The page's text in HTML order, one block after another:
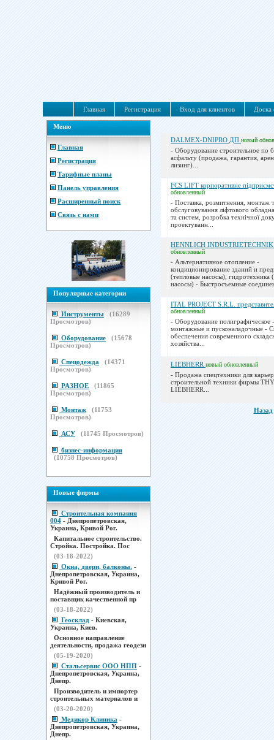
Главная Регистрация Вход для клиентов Доска
Меню
Главная
Регистрация
Тарифные планы
Панель управления
Расширенный поиск
Связь с нами
Популярные категории
Инструменты (16289
Просмотров)
Оборудование (15678
Просмотров)
Спецодежда (14371
Просмотров)
РАЗНОЕ (11865
Просмотров)
Монтаж (11753
Просмотров)
АСУ (11745 Просмотров)
бизнес-информация
(10758 Просмотров)
Новые фирмы
Строительная компания
004 - Днепропетровская,
Украина, Кривой Рог.
Капитальное строительство.
Стройка. Постройка. Пос
(03-18-2022)
Окна, двери, балконы. -
Днепропетровская, Украина,
Кривой Рог.
Надёжный производитель и
поставщик качественной пр
(03-18-2022)
Геосклад - Киевская,
Украина, Киев.
Основное направление
деятельности, продажа геодези
(05-19-2020)
Стальсервис ООО НПП -
Днепропетровская, Украина,
Днепр.
Производитель и импортер
строительных материалов и
(03-20-2020)
Медикор Клиника -
Днепропетровская, Украина,
Днепр.
DALMEX-DNIPRO ДП новый
- Оборудование строительное по
асфальту (продажа, гарантия,
лизинг)...
FCS LIFT корпоративне
обновленный
- Поставка, розмитнення, монтаж
обслуговування ліфтового
та систем, розробка технічної
проектуванн...
HENNLICH
обновленный
- Альтернативное отопление -
кондиционирование зданий и
(тепловые насосы), гидротехника
насосы) - Быстросъемные
ITAL PROJECT S.R.L.
обновленный
- Оборудование полиграфическое
монтажные и пусконаладочные -
обеспечения современного
хозяйства...
LIEBHERR новый обновленный
- Продажа спецтехники для
строительной техники фирмы
LIEBHERR...
Назад